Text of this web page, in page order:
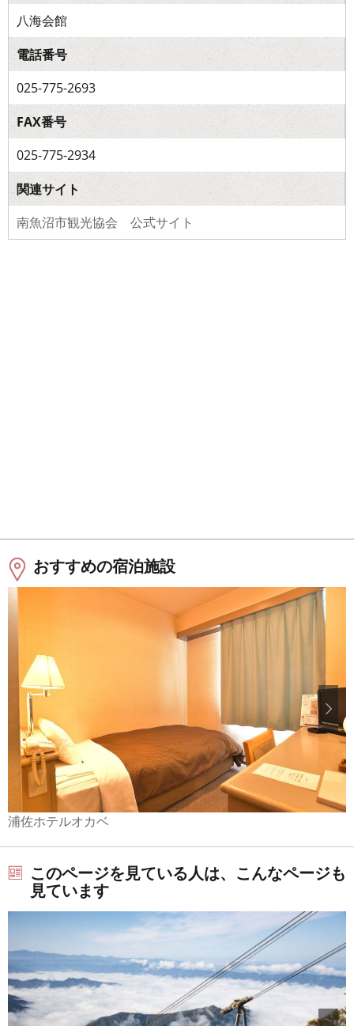
八海会館
電話番号
025-775-2693
FAX番号
025-775-2934
関連サイト
南魚沼市観光協会 公式サイト
おすすめの宿泊施設
浦佐ホテルオカベ
このページを見ている人は、こんなページも
見ています